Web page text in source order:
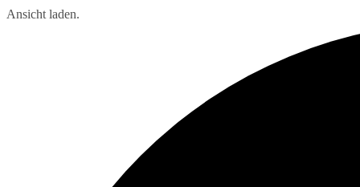
Ansicht laden.